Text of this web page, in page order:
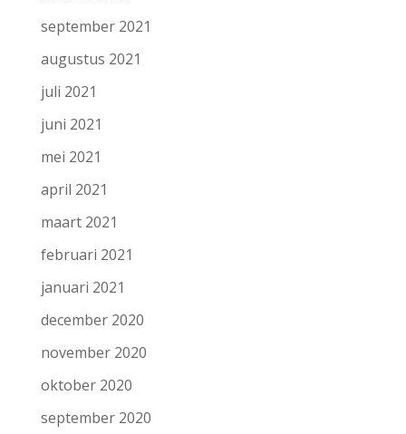
september 2021
augustus 2021
juli 2021
juni 2021
mei 2021
april 2021
maart 2021
februari 2021
januari 2021
december 2020
november 2020
oktober 2020
september 2020